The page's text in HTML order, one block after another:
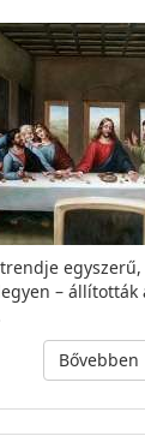
– állították
Bővebben